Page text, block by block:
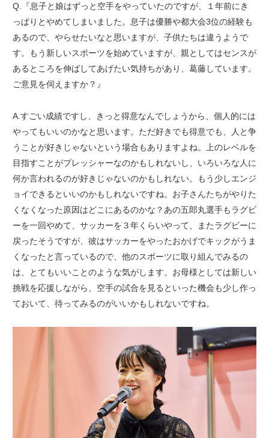
Q.『息子と娘はずっと空手をやっていたのですが、１年前にき
っぱりとやめてしまいました。息子は優勝や都大会3位の経験も
あるので、やらせたいなと思いますが、子供たちは違うようで
す。もう新しいスポーツを始めていますが、親としてはセンスが
あるところを伸ばしてあげたい気持ちがあり、葛藤しています。
ご意見を伺えますか？』
A.すごい成績ですし、きっと得意なんでしょうから、個人的には
やってもいいのかなと思います。ただ好きでも得意でも、人と争
うことが好きじゃないという場合もありますよね。上のレベルを
目指すことがプレッシャーなのかもしれないし、いろいろな人に
何か言われるのが好きじゃないのかもしれない。もう少しエンジ
ョイできるといいのかもしれないですね。お子さんたちがやりた
くなくなった原因はどこにあるのかな？あの五郎丸選手もラグビ
ーを一回やめて、サッカーを３年くらいやって、またラグビーに
戻ったそうですが、彼はサッカーをやったおかげでキックがうま
くなったと言っているので、他のスポーツに取り組んでみるの
は、とてもいいことのような気がします。お母様としては新しい
挑戦を応援しながら、空手の試合を見るといった機会も少し作っ
ておいて、待ってみるのがいいかもしれないですね。